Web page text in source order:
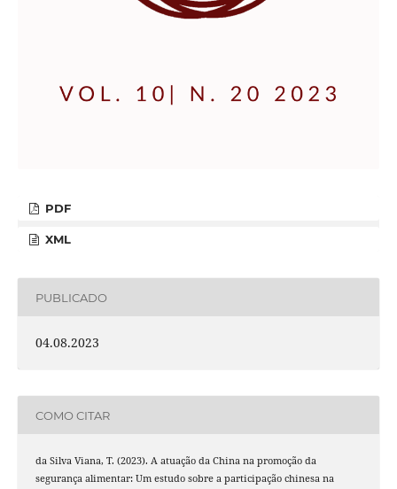
PDF
XML
PUBLICADO
04.08.2023
COMO CITAR
da Silva Viana, T. (2023). A atuação da China na promoção da
segurança alimentar: Um estudo sobre a participação chinesa na